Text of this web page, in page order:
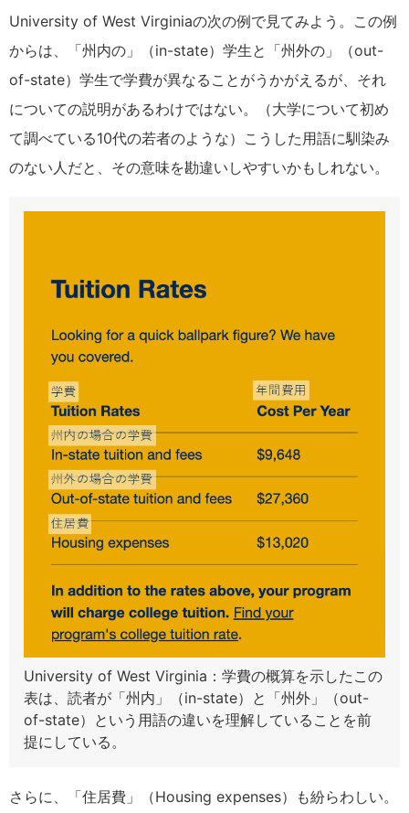
University of West Virginiaの次の例で見てみよう。この例
からは、「州内の」（in-state）学生と「州外の」（out-
of-state）学生で学費が異なることがうかがえるが、それ
についての説明があるわけではない。（大学について初め
て調べている10代の若者のような）こうした用語に馴染み
のない人だと、その意味を勘違いしやすいかもしれない。
University of West Virginia：学費の概算を示したこの
表は、読者が「州内」（in-state）と「州外」（out-
of-state）という用語の違いを理解していることを前
提にしている。
さらに、「住居費」（Housing expenses）も紛らわしい。